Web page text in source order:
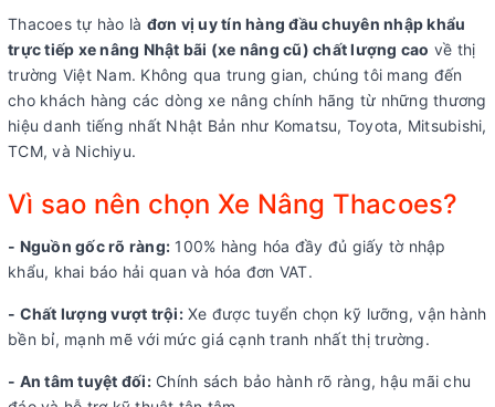
Thacoes tự hào là đơn vị uy tín hàng đầu chuyên nhập khẩu
trực tiếp xe nâng Nhật bãi (xe nâng cũ) chất lượng cao về thị
trường Việt Nam. Không qua trung gian, chúng tôi mang đến
cho khách hàng các dòng xe nâng chính hãng từ những thương
hiệu danh tiếng nhất Nhật Bản như Komatsu, Toyota, Mitsubishi,
TCM, và Nichiyu.
Vì sao nên chọn Xe Nâng Thacoes?
- Nguồn gốc rõ ràng: 100% hàng hóa đầy đủ giấy tờ nhập
khẩu, khai báo hải quan và hóa đơn VAT.
- Chất lượng vượt trội:Xe được tuyển chọn kỹ lưỡng, vận hành
bền bỉ, mạnh mẽ với mức giá cạnh tranh nhất thị trường.
- An tâm tuyệt đối:Chính sách bảo hành rõ ràng, hậu mãi chu